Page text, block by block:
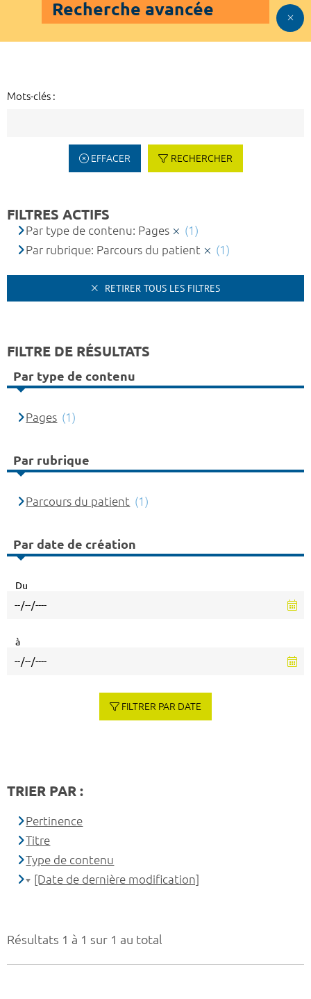
Recherche avancée
Mots-clés :
EFFACER RECHERCHER
Résultats 1 à 1 sur 1 au total
FILTRES ACTIFS
Par type de contenu: Pages
(1)
Par rubrique: Parcours du patient
(1)
RETIRER TOUS LES FILTRES
FILTRE DE RÉSULTATS
Par type de contenu
Pages (1)
Par rubrique
Parcours du patient (1)
Par date de création
Du
à
FILTRER PAR DATE
TRIER PAR :
Pertinence
Titre
Type de contenu
[Date de dernière modification]